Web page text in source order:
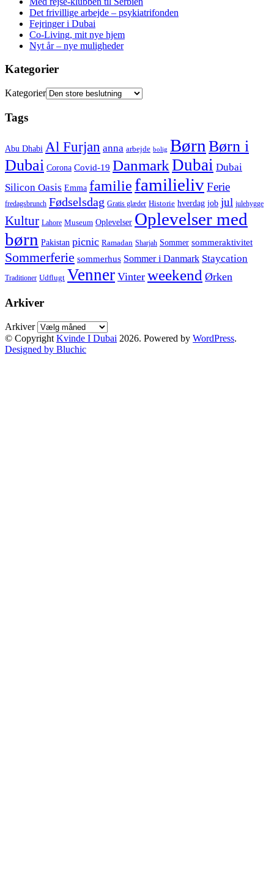
Det frivillige arbejde – psykiatrifonden
Fejringer i Dubai
Co-Living, mit nye hjem
Nyt år – nye muligheder
Kategorier
Kategorier
Tags
Abu Dhabi Al Furjan anna arbejde bolig Børn Børn i
Dubai Corona Covid-19 DanmarkDubai Dubai
Silicon Oasis Emma familie familielivFerie
fredagsbrunch Fødselsdag Gratis glæder Historie hverdag job jul julehygge
Kultur Lahore Museum Oplevelser Oplevelser med
børn Pakistan picnic Ramadan Sharjah Sommer sommeraktivitet
Sommerferie sommerhus Sommer i Danmark Staycation
Traditioner Udflugt Venner Vinter weekend Ørken
Arkiver
Arkiver
© Copyright Kvinde I Dubai 2026. Powered by WordPress.
Designed by Bluchic